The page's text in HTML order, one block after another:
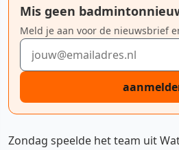
Mis geen
Meld je aan voor de nieuwsbrief
E-mailadres
Zondag speelde het team uit